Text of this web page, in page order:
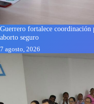
Guerrero fortalece coordinación
aborto seguro
7 agosto, 2026